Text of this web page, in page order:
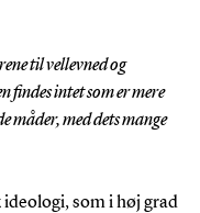
til vellevned og
findes intet som er mere
måder, med dets mange
som i høj grad